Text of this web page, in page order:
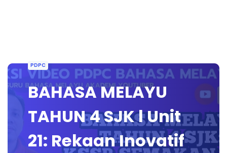
PDPC
BAHASA MELAYU
TAHUN 4 SJK l Unit
21: Rekaan Inovatif